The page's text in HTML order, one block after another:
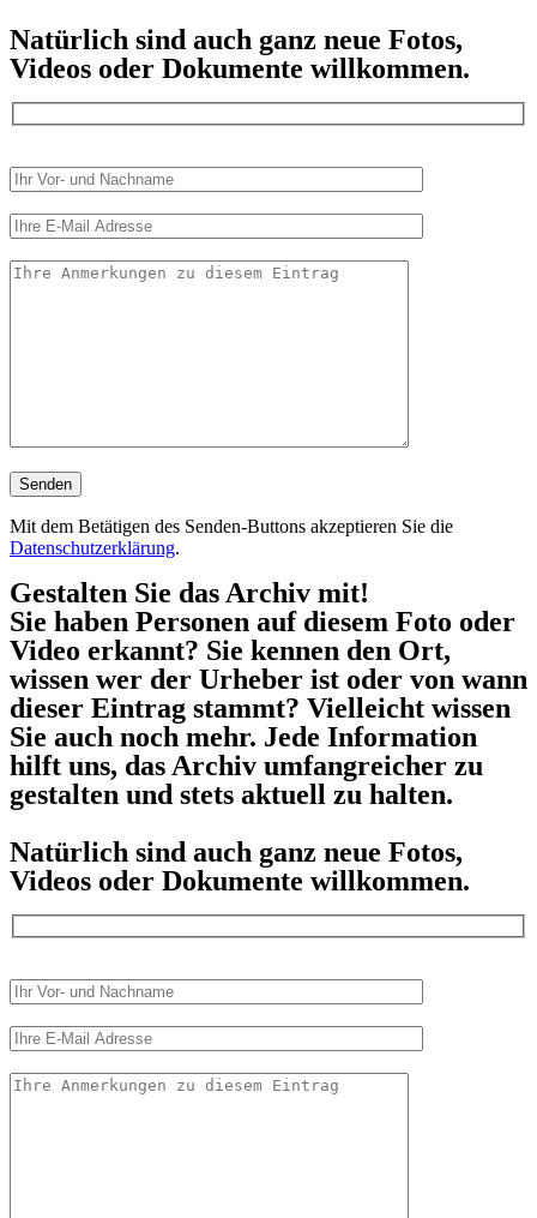
Natürlich sind auch ganz neue Fotos,
Videos oder Dokumente willkommen.
Mit dem Betätigen des Senden-Buttons akzeptieren Sie die
Datenschutzerklärung.
Gestalten Sie das Archiv mit!
Sie haben Personen auf diesem Foto oder
Video erkannt? Sie kennen den Ort,
wissen wer der Urheber ist oder von wann
dieser Eintrag stammt? Vielleicht wissen
Sie auch noch mehr. Jede Information
hilft uns, das Archiv umfangreicher zu
gestalten und stets aktuell zu halten.
Natürlich sind auch ganz neue Fotos,
Videos oder Dokumente willkommen.